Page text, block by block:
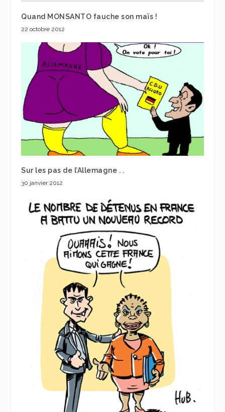
Quand MONSANTO fauche son maïs !
22 octobre 2012
Sur les pas de l’Allemagne . .
30 janvier 2012